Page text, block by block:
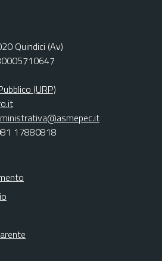
Quindici (Av)
(URP)
17880818